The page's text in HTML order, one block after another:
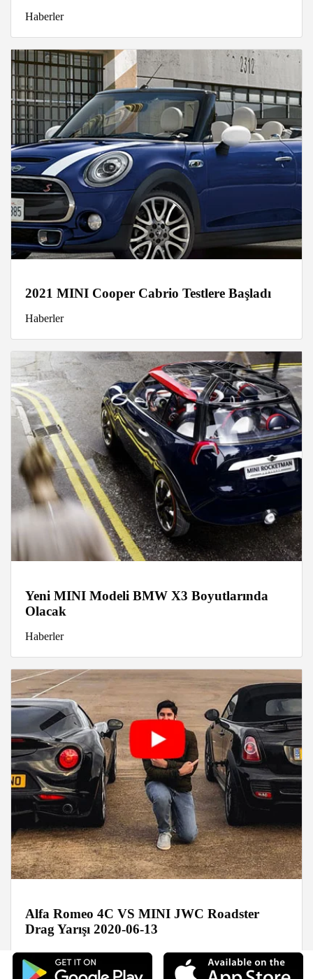
Haberler
2021 MINI Cooper Cabrio Testlere Başladı
Haberler
Yeni MINI Modeli BMW X3 Boyutlarında
Olacak
Haberler
Alfa Romeo 4C VS MINI JWC Roadster
Drag Yarışı 2020-06-13
Haberler